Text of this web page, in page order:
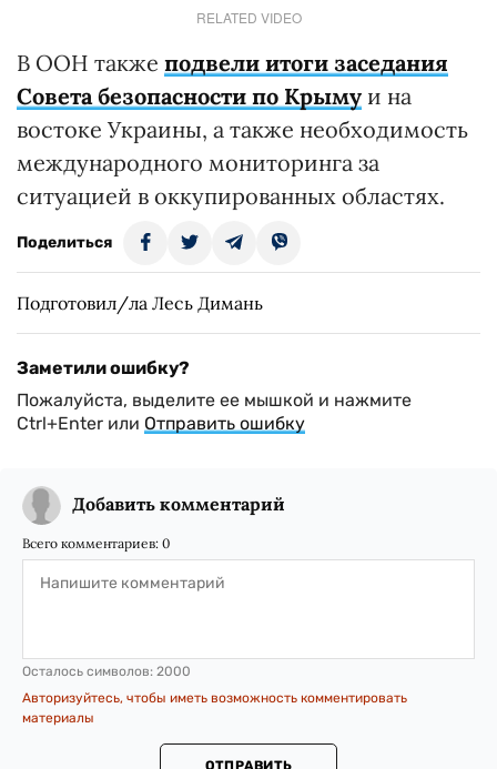
RELATED VIDEO
В ООН также подвели итоги заседания
Совета безопасности по Крыму и на
востоке Украины, а также необходимость
международного мониторинга за
ситуацией в оккупированных областях.
Поделиться
Подготовил/ла Лесь Димань
Заметили ошибку?
Пожалуйста, выделите ее мышкой и нажмите
Ctrl+Enter или Отправить ошибку
Добавить комментарий
Всего комментариев: 0
Осталось символов: 2000
Авторизуйтесь, чтобы иметь возможность комментировать
материалы
ОТПРАВИТЬ